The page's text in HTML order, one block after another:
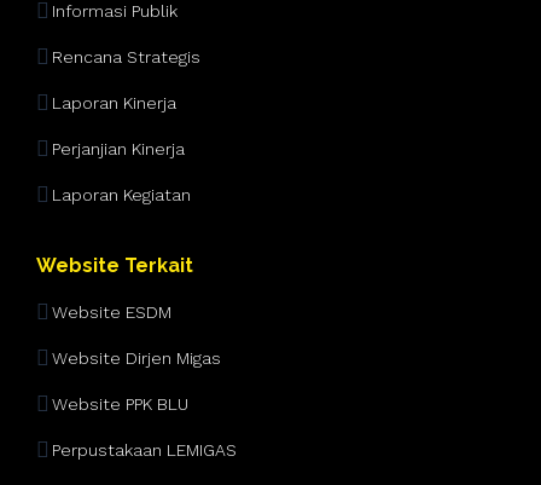
Informasi Publik
Rencana Strategis
Laporan Kinerja
Perjanjian Kinerja
Laporan Kegiatan
Website Terkait
Website ESDM
Website Dirjen Migas
Website PPK BLU
Perpustakaan LEMIGAS